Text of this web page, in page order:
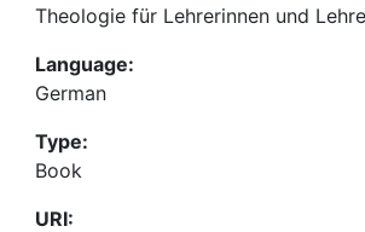
Theologie für Lehrerinnen und
Language:
German
Type:
Book
URI: